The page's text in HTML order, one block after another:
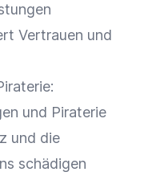
Vertrauen und
und Piraterie
und die
schädigen